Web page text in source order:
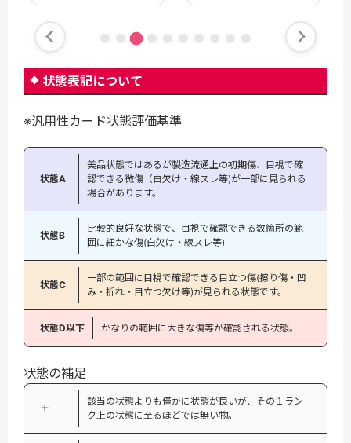
状態表記について
※汎用性カード状態評価基準
状態A
美品状態ではあるが製造流通上の初期傷、目視で確
認できる微傷（白欠け・線スレ等)が一部に見られる
場合があります。
状態B
比較的良好な状態で、目視で確認できる数箇所の範
囲に細かな傷(白欠け・線スレ等)
状態C
一部の範囲に目視で確認できる目立つ傷(擦り傷・凹
み・折れ・目立つ欠け等)が見られる状態です。
状態D以下 かなりの範囲に大きな傷等が確認される状態。
状態の補足
＋
該当の状態よりも僅かに状態が良いが、その１ラン
ク上の状態に至るほどでは無い物。